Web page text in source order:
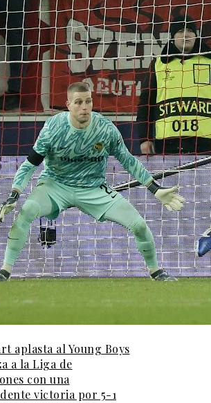
aplasta al Young Boys
a la Liga de
con una
victoria por 5-1